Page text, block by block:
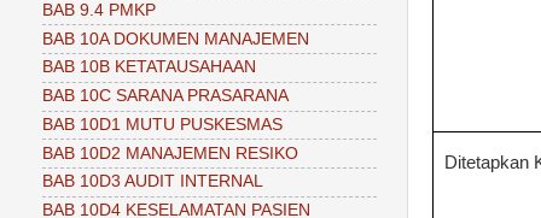
Ditetapkan
BAB 9.4 PMKP
BAB 10A DOKUMEN MANAJEMEN
BAB 10B KETATAUSAHAAN
BAB 10C SARANA PRASARANA
BAB 10D1 MUTU PUSKESMAS
BAB 10D2 MANAJEMEN RESIKO
BAB 10D3 AUDIT INTERNAL
BAB 10D4 KESELAMATAN PASIEN